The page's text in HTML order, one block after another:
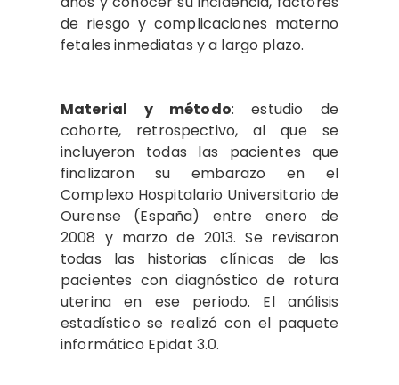
de riesgo y complicaciones materno
fetales inmediatas y a largo plazo.
Material y método: estudio de
cohorte, retrospectivo, al que se
incluyeron todas las pacientes que
finalizaron su embarazo en el
Complexo Hospitalario Universitario de
Ourense (España) entre enero de
2008 y marzo de 2013. Se revisaron
todas las historias clínicas de las
pacientes con diagnóstico de rotura
uterina en ese periodo. El análisis
estadístico se realizó con el paquete
informático Epidat 3.0.